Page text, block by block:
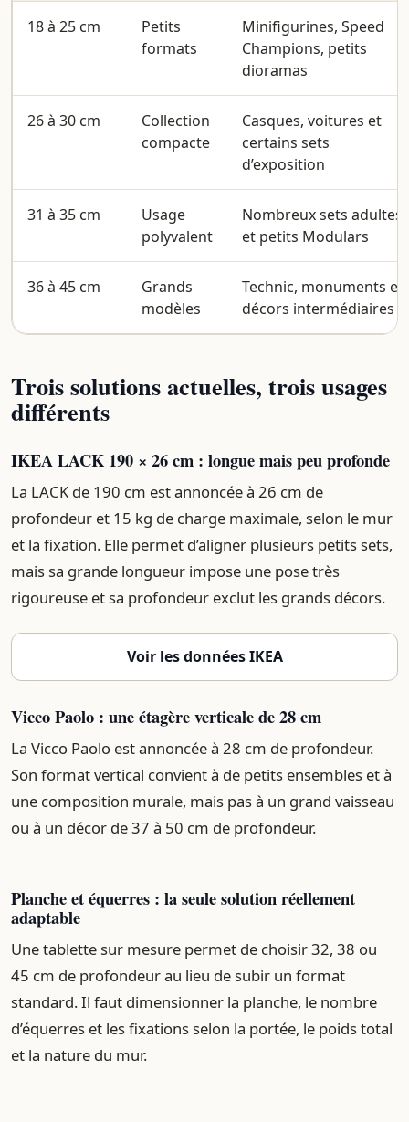
18 à 25 cm
Petits
formats
Minifigurines, Speed
Champions, petits
dioramas
26 à 30 cm
Collection
compacte
Casques, voitures et
certains sets
d’exposition
31 à 35 cm
Usage
polyvalent
Nombreux sets adultes
et petits Modulars
36 à 45 cm
Grands
modèles
Technic, monuments et
décors intermédiaires
Trois solutions actuelles, trois usages
différents
IKEA LACK 190 × 26 cm : longue mais peu profonde
La LACK de 190 cm est annoncée à 26 cm de
profondeur et 15 kg de charge maximale, selon le mur
et la fixation. Elle permet d’aligner plusieurs petits sets,
mais sa grande longueur impose une pose très
rigoureuse et sa profondeur exclut les grands décors.
Voir les données IKEA
Vicco Paolo : une étagère verticale de 28 cm
La Vicco Paolo est annoncée à 28 cm de profondeur.
Son format vertical convient à de petits ensembles et à
une composition murale, mais pas à un grand vaisseau
ou à un décor de 37 à 50 cm de profondeur.
Planche et équerres : la seule solution réellement
adaptable
Une tablette sur mesure permet de choisir 32, 38 ou
45 cm de profondeur au lieu de subir un format
standard. Il faut dimensionner la planche, le nombre
d’équerres et les fixations selon la portée, le poids total
et la nature du mur.